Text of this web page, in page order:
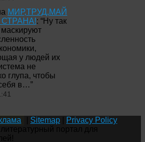
МИР,ТРУД,МАЙ
: “Ну так
у людей их
не
глупа, чтобы
в…”
Sitemap
Privacy Policy